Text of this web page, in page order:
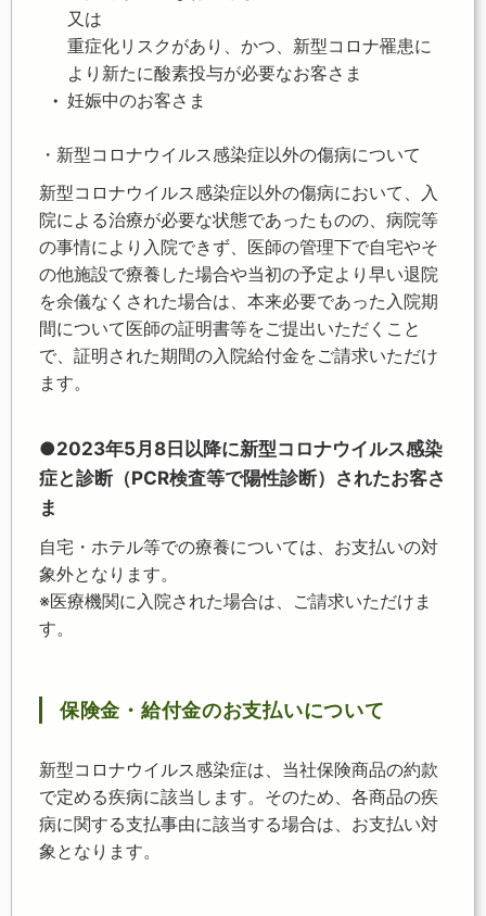
又は
重症化リスクがあり、かつ、新型コロナ罹患に
より新たに酸素投与が必要なお客さま
妊娠中のお客さま
・新型コロナウイルス感染症以外の傷病について
新型コロナウイルス感染症以外の傷病において、入
院による治療が必要な状態であったものの、病院等
の事情により入院できず、医師の管理下で自宅やそ
の他施設で療養した場合や当初の予定より早い退院
を余儀なくされた場合は、本来必要であった入院期
間について医師の証明書等をご提出いただくこと
で、証明された期間の入院給付金をご請求いただけ
ます。
●2023年5月8日以降に新型コロナウイルス感染
症と診断（PCR検査等で陽性診断）されたお客さ
ま
自宅・ホテル等での療養については、お支払いの対
象外となります。
※医療機関に入院された場合は、ご請求いただけま
す。
保険金・給付金のお支払いについて
新型コロナウイルス感染症は、当社保険商品の約款
で定める疾病に該当します。そのため、各商品の疾
病に関する支払事由に該当する場合は、お支払い対
象となります。